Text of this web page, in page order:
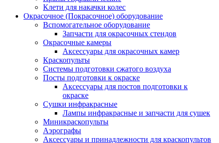
Клети для накачки колес
Окрасочное (Покрасочное) оборудование
Вспомогательное оборудование
Запчасти для окрасочных стендов
Окрасочные камеры
Аксессуары для окрасочных камер
Краскопульты
Системы подготовки сжатого воздуха
Посты подготовки к окраске
Аксессуары для постов подготовки к
окраске
Сушки инфракрасные
Лампы инфракрасные и запчасти для сушек
Миникраскопульты
Аэрографы
Аксессуары и принадлежности для краскопультов